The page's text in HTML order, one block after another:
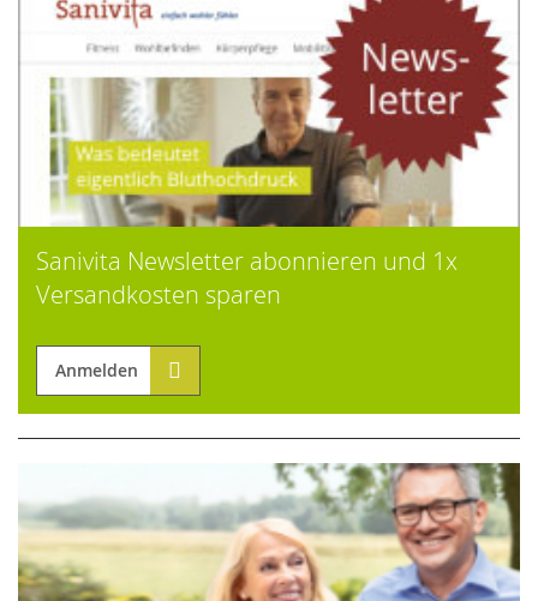
Sanivita Newsletter abonnieren und 1x
Versandkosten sparen
Anmelden